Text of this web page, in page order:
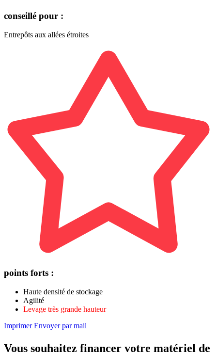
conseillé pour :
Entrepôts aux allées étroites
points forts :
Haute densité de stockage
Agilité
Levage très grande hauteur
Imprimer Envoyer par mail
Vous souhaitez financer votre matériel de